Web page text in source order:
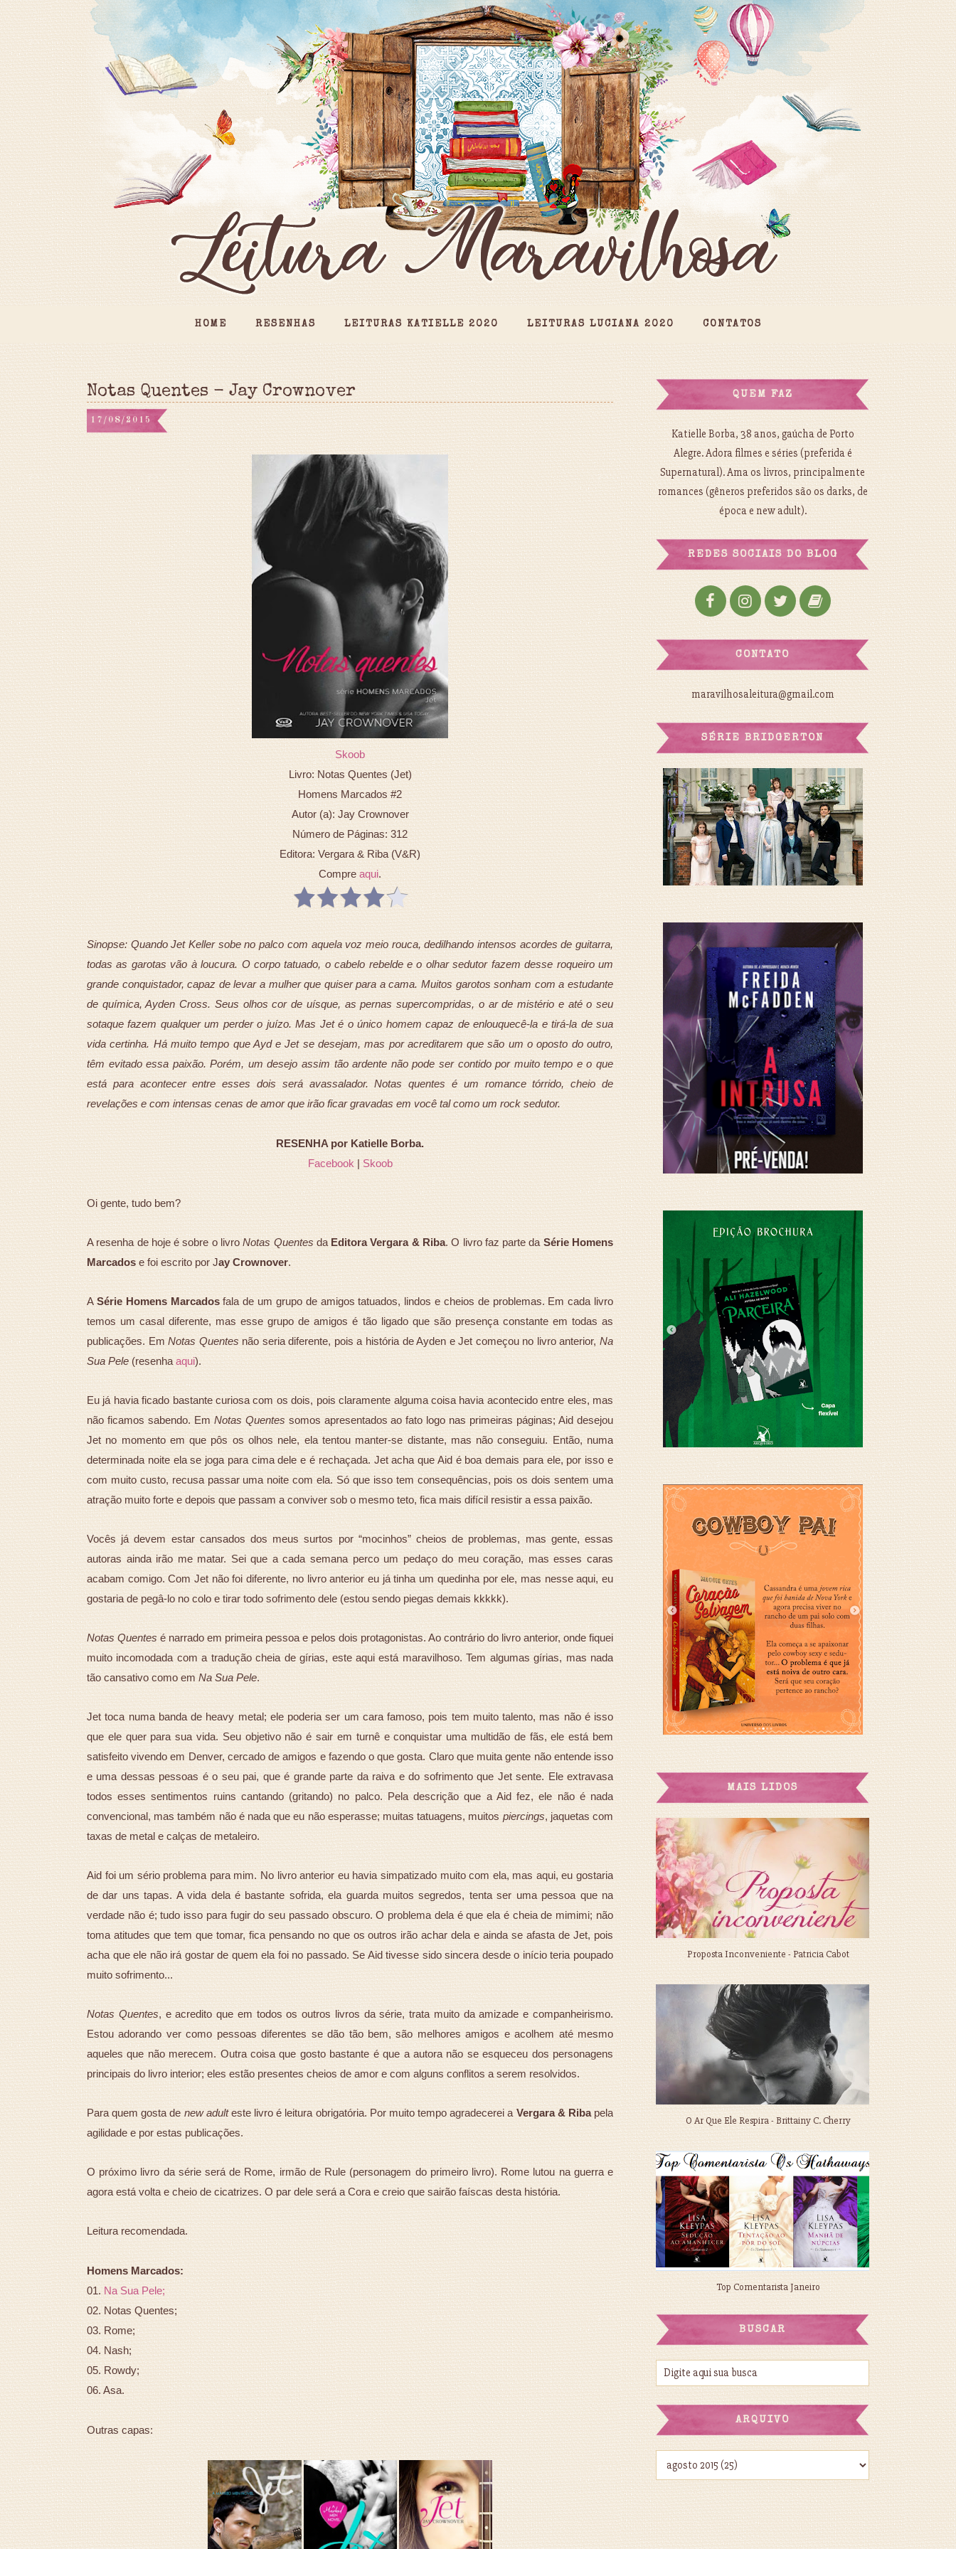
HOME RESENHAS LEITURAS KATIELLE 2020 LEITURAS LUCIANA 2020 CONTATOS
Notas Quentes - Jay Crownover
17/08/2015
Skoob
Livro: Notas Quentes (Jet)
Homens Marcados #2
Autor (a): Jay Crownover
Número de Páginas: 312
Editora: Vergara & Riba (V&R)
Compre aqui.
Sinopse: Quando Jet Keller sobe no palco com aquela voz meio rouca, dedilhando intensos acordes de guitarra,
todas as garotas vão à loucura. O corpo tatuado, o cabelo rebelde e o olhar sedutor fazem desse roqueiro um
grande conquistador, capaz de levar a mulher que quiser para a cama. Muitos garotos sonham com a estudante
de química, Ayden Cross. Seus olhos cor de uísque, as pernas supercompridas, o ar de mistério e até o seu
sotaque fazem qualquer um perder o juízo. Mas Jet é o único homem capaz de enlouquecê-la e tirá-la de sua
vida certinha. Há muito tempo que Ayd e Jet se desejam, mas por acreditarem que são um o oposto do outro,
têm evitado essa paixão. Porém, um desejo assim tão ardente não pode ser contido por muito tempo e o que
está para acontecer entre esses dois será avassalador. Notas quentes é um romance tórrido, cheio de
revelações e com intensas cenas de amor que irão ficar gravadas em você tal como um rock sedutor.
RESENHA por Katielle Borba.
Facebook |Skoob
Oi gente, tudo bem?
A resenha de hoje é sobre o livroNotas QuentesdaEditora Vergara & Riba. O livro faz parte da Série Homens
Marcados e foi escrito por Jay Crownover.
ASérie Homens Marcadosfala de um grupo de amigos tatuados, lindos e cheios de problemas. Em cada livro
temos um casal diferente, mas esse grupo de amigos é tão ligado que são presença constante em todas as
publicações. EmNotas Quentes não seria diferente, pois a história de Ayden e Jet começou no livro anterior,Na
Sua Pele(resenhaaqui).
Eu já havia ficado bastante curiosa com os dois, pois claramente alguma coisa havia acontecido entre eles, mas
não ficamos sabendo. Em Notas Quentes somos apresentados ao fato logo nas primeiras páginas; Aid desejou
Jet no momento em que pôs os olhos nele, ela tentou manter-se distante, mas não conseguiu. Então, numa
determinada noite ela se joga para cima dele e é rechaçada. Jet acha que Aid é boa demais para ele, por isso e
com muito custo, recusa passar uma noite com ela. Só que isso tem consequências, pois os dois sentem uma
atração muito forte e depois que passam a conviver sob o mesmo teto, fica mais difícil resistir a essa paixão.
Vocês já devem estar cansados dos meus surtos por “mocinhos” cheios de problemas, mas gente, essas
autoras ainda irão me matar. Sei que a cada semana perco um pedaço do meu coração, mas esses caras
acabam comigo. Com Jet não foi diferente, no livro anterior eu já tinha um quedinha por ele, mas nesse aqui, eu
gostaria de pegâ-lo no colo e tirar todo sofrimento dele (estou sendo piegas demais kkkkk).
Notas Quentes é narrado em primeira pessoa e pelos dois protagonistas. Ao contrário do livro anterior, onde fiquei
muito incomodada com a tradução cheia de gírias, este aqui está maravilhoso. Tem algumas gírias, mas nada
tão cansativo como emNa Sua Pele.
Jet toca numa banda de heavy metal; ele poderia ser um cara famoso, pois tem muito talento, mas não é isso
que ele quer para sua vida. Seu objetivo não é sair em turnê e conquistar uma multidão de fãs, ele está bem
satisfeito vivendo em Denver, cercado de amigos e fazendo o que gosta. Claro que muita gente não entende isso
e uma dessas pessoas é o seu pai, que é grande parte da raiva e do sofrimento que Jet sente. Ele extravasa
todos esses sentimentos ruins cantando (gritando) no palco. Pela descrição que a Aid fez, ele não é nada
convencional, mas também não é nada que eu não esperasse; muitas tatuagens, muitos piercings, jaquetas com
taxas de metal e calças de metaleiro.
Aid foi um sério problema para mim. No livro anterior eu havia simpatizado muito com ela, mas aqui, eu gostaria
de dar uns tapas. A vida dela é bastante sofrida, ela guarda muitos segredos, tenta ser uma pessoa que na
verdade não é; tudo isso para fugir do seu passado obscuro. O problema dela é que ela é cheia de mimimi; não
toma atitudes que tem que tomar, fica pensando no que os outros irão achar dela e ainda se afasta de Jet, pois
acha que ele não irá gostar de quem ela foi no passado. Se Aid tivesse sido sincera desde o início teria poupado
muito sofrimento...
Notas Quentes, e acredito que em todos os outros livros da série, trata muito da amizade e companheirismo.
Estou adorando ver como pessoas diferentes se dão tão bem, são melhores amigos e acolhem até mesmo
aqueles que não merecem. Outra coisa que gosto bastante é que a autora não se esqueceu dos personagens
principais do livro interior; eles estão presentes cheios de amor e com alguns conflitos a serem resolvidos.
Para quem gosta denew adulteste livro é leitura obrigatória. Por muito tempo agradecerei aVergara & Ribapela
agilidade e por estas publicações.
O próximo livro da série será de Rome, irmão de Rule (personagem do primeiro livro). Rome lutou na guerra e
agora está volta e cheio de cicatrizes. O par dele será a Cora e creio que sairão faíscas desta história.
Leitura recomendada.
Homens Marcados:
01.Na Sua Pele;
02. Notas Quentes;
03. Rome;
04. Nash;
05. Rowdy;
06. Asa.
Outras capas:
QUEM FAZ
Katielle Borba, 38 anos, gaúcha de Porto
Alegre. Adora filmes e séries (preferida é
Supernatural). Ama os livros, principalmente
romances (gêneros preferidos são os darks, de
época e new adult).
REDES SOCIAIS DO BLOG
CONTATO
maravilhosaleitura@gmail.com
SÉRIE BRIDGERTON
MAIS LIDOS
Proposta Inconveniente - Patricia Cabot
O Ar Que Ele Respira - Brittainy C. Cherry
Top Comentarista Janeiro
BUSCAR
ARQUIVO